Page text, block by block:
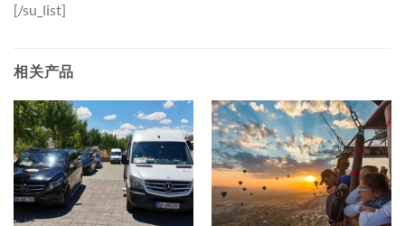
[/su_list]
相关产品